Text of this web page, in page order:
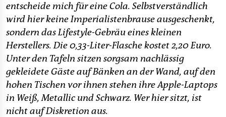
entscheide mich für eine Cola. Selbstverständlich
wird hier keine Imperialistenbrause ausgeschenkt,
sondern das Lifestyle-Gebräu eines kleinen
Herstellers. Die 0,33-Liter-Flasche kostet 2,20 Euro.
Unter den Tafeln sitzen sorgsam nachlässig
gekleidete Gäste auf Bänken an der Wand, auf den
hohen Tischen vor ihnen stehen ihre Apple-Laptops
in Weiß, Metallic und Schwarz. Wer hier sitzt, ist
nicht auf Diskretion aus.